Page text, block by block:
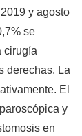
y agosto
se
cirugía
derechas. La
El
y
en